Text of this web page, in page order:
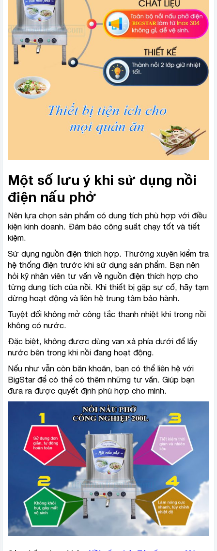
Một số lưu ý khi sử dụng nồi
điện nấu phở
Nên lựa chọn sản phẩm có dung tích phù hợp với điều
kiện kinh doanh. Đảm bảo công suất chạy tốt và tiết
kiệm.
Sử dụng nguồn điện thích hợp. Thường xuyên kiểm tra
hệ thống điện trước khi sử dụng sản phẩm. Bạn nên
hỏi kỹ nhân viên tư vấn về nguồn điện thích hợp cho
từng dung tích của nồi. Khi thiết bị gặp sự cố, hãy tạm
dừng hoạt động và liên hệ trung tâm bảo hành.
Tuyệt đối không mở công tắc thanh nhiệt khi trong nồi
không có nước.
Đặc biệt, không được dùng van xả phía dưới để lấy
nước bên trong khi nồi đang hoạt động.
Nếu như vẫn còn băn khoăn, bạn có thể liên hệ với
BigStar để có thể có thêm những tư vấn. Giúp bạn
đưa ra được quyết định phù hợp cho mình.